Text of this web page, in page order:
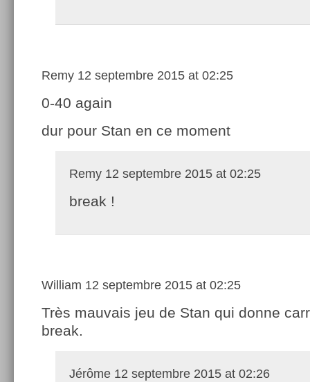
Remy 12 septembre 2015 at 02:25
0-40 again
dur pour Stan en ce moment
Remy 12 septembre 2015 at 02:25
break !
William 12 septembre 2015 at 02:25
Très mauvais jeu de Stan qui donne
break.
Jérôme 12 septembre 2015 at 02:26